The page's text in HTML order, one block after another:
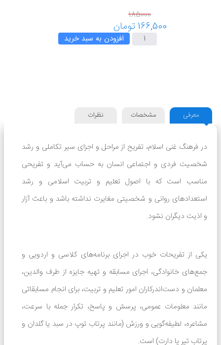
افزودن به سبد خرید
معرفی مشخصات نظرات
در فرهنگ غنی اسلام، تفریح از مراحل و اجزای سیر تکاملی و رشد
شخصیت فردی و اجتماعی انسان به حساب می‌آید و تفریحی
مناسب است که با اصول تعلیم و تربیت اسلامی و رشد
استعدادهای روانی و شخصیتی مغایرت نداشته باشد و باعث آزار
و اذیت دیگران نشود.
یکی از تفریحات خوب در اجرای برنامه‌های کلاسی و اردویی و
جمع‌های خانوادگی، اجرای مسابقه و تهیه جایزه از طرف والدین،
معلمان و دست‌اندرکاران امور تعلیم و تربیت، برای انجام مسابقاتی
مانند معلومات عمومی، پرسش و پاسخ، تکرار جمله با سرعت،
مشاعره، لطیفه‌گویی و ورزش (مانند پرتاب توپ در سبد یا گلدان و
پرتاب تیر یا دارت) است.